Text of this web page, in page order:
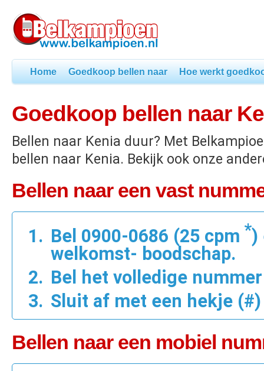
Home Goedkoop bellen naar Hoe werkt
Goedkoop bellen naar
Bellen naar Kenia duur? Met
bellen naar Kenia. Bekijk ook onze
Bellen naar een vast
Bel 0900-0686 (25 cpm *)
welkomst- boodschap.
Bel het volledige
Sluit af met een hekje (#)
Bellen naar een mobiel